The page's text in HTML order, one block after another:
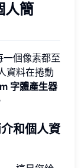
人簡
個像素都至
資料在捲動
字體產生器
和個人資